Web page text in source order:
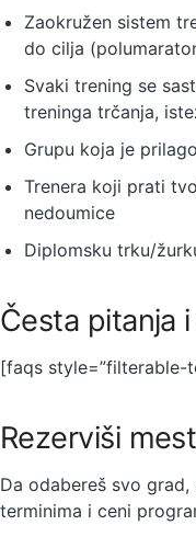
Zaokružen sistem
do cilja
Svaki trening se
treninga trčanja,
Grupu koja je
Trenera koji prati
nedoumice
Diplomsku trku/
Česta pitanja
[faqs style=”filterable-
Rezerviši
Da odabereš svo
terminima i ceni